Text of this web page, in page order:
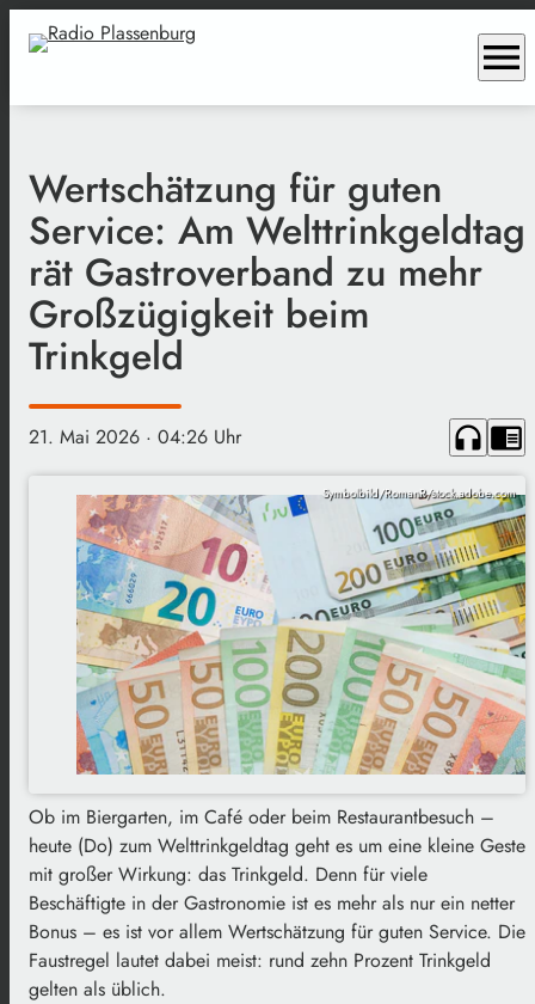
menu
Wertschätzung für guten
Service: Am Welttrinkgeldtag
rät Gastroverband zu mehr
Großzügigkeit beim
Trinkgeld
21. Mai 2026 · 04:26 Uhr headphones chrome_reader_mode
Symbolbild/RomanR/stock.adobe.com
Ob im Biergarten, im Café oder beim Restaurantbesuch –
heute (Do) zum Welttrinkgeldtag geht es um eine kleine Geste
mit großer Wirkung: das Trinkgeld. Denn für viele
Beschäftigte in der Gastronomie ist es mehr als nur ein netter
Bonus – es ist vor allem Wertschätzung für guten Service. Die
Faustregel lautet dabei meist: rund zehn Prozent Trinkgeld
gelten als üblich.